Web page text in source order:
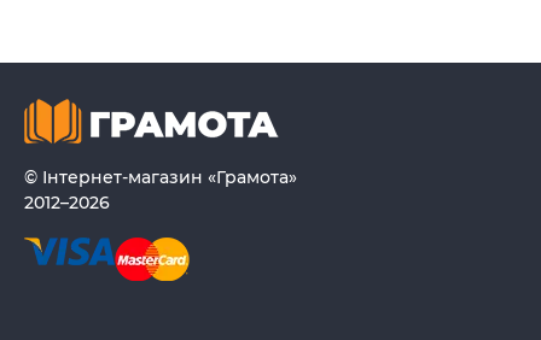
© Інтернет-магазин «Грамота»
2012–2026